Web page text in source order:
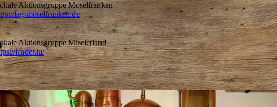
Aktionsgruppe Moselfranken
lag-moselfranken.de
Aktionsgruppe Miselerland
leader.lu/